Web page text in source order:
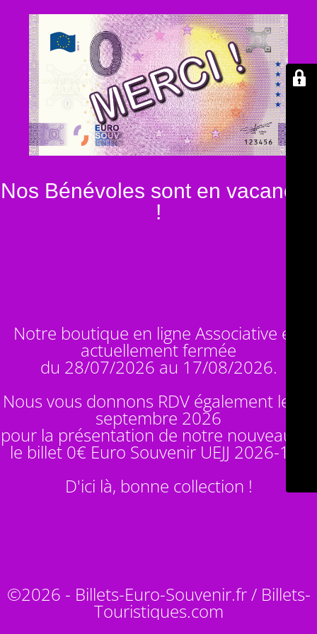
Nos Bénévoles sont en vacances
!
Notre boutique en ligne Associative est
actuellement fermée
du 28/07/2026 au 17/08/2026.
Nous vous donnons RDV également le 14
septembre 2026
pour la présentation de notre nouveauté :
le billet 0€ Euro Souvenir UEJJ 2026-10
D'ici là, bonne collection !
©2026 - Billets-Euro-Souvenir.fr / Billets-
Touristiques.com